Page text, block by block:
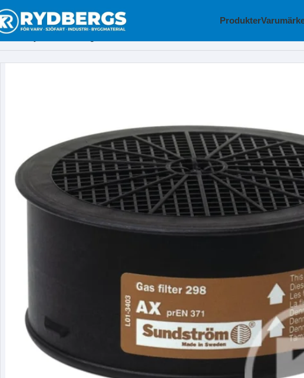
Produkter
Hem